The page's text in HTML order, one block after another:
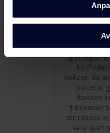
Med
kokzon du
placerar
kokzon
tillhörande
att tändas
vara klart